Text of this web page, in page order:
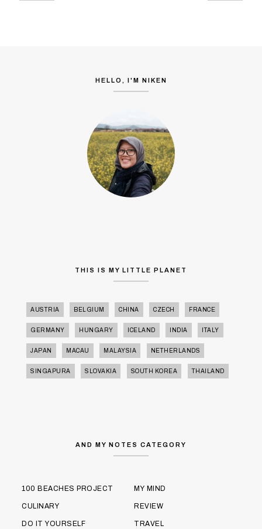
HELLO, I'M NIKEN
THIS IS MY LITTLE PLANET
AUSTRIA BELGIUM CHINA CZECH FRANCE
GERMANY HUNGARY ICELAND INDIA ITALY
JAPAN MACAU MALAYSIA NETHERLANDS
SINGAPURA SLOVAKIA SOUTH KOREA THAILAND
AND MY NOTES CATEGORY
100 BEACHES PROJECT
CULINARY
DO IT YOURSELF
MY MIND
REVIEW
TRAVEL